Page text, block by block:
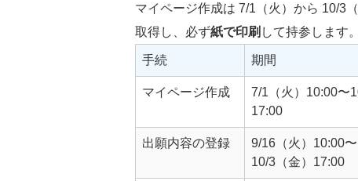
マイページ作成は 7/1（火）から 10/3
取得し、必ず紙で印刷 して持参します
手続 期間
マイページ作成
7/1（火）10:00〜
17:00
出願内容の登録
9/16（火）10:00〜
10/3（金）17:00